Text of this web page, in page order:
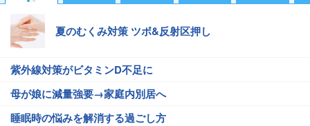
夏のむくみ対策 ツボ&反射区押し
紫外線対策がビタミンD不足に
母が娘に減量強要→家庭内別居へ
睡眠時の悩みを解消する過ごし方